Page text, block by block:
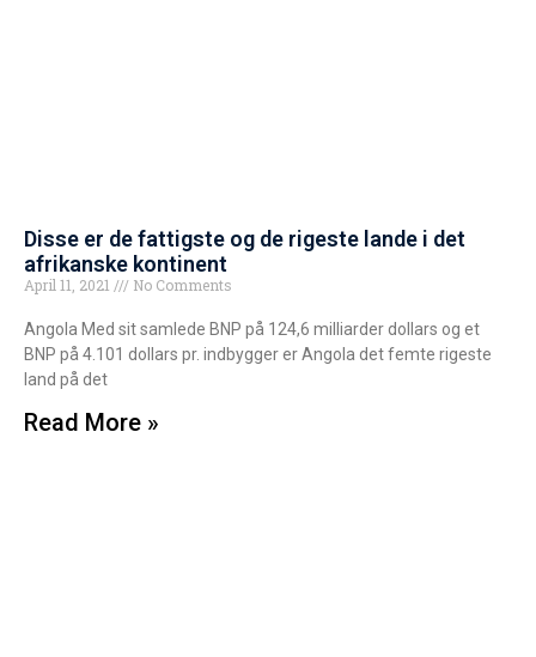
Disse er de fattigste og de rigeste lande i det
afrikanske kontinent
April 11, 2021 No Comments
Angola Med sit samlede BNP på 124,6 milliarder dollars og et
BNP på 4.101 dollars pr. indbygger er Angola det femte rigeste
land på det
Read More »